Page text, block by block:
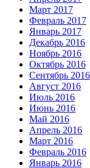
Март 2017
Февраль 2017
Январь 2017
Декабрь 2016
Ноябрь 2016
Октябрь 2016
Сентябрь 2016
Август 2016
Июль 2016
Июнь 2016
Май 2016
Апрель 2016
Март 2016
Февраль 2016
Январь 2016